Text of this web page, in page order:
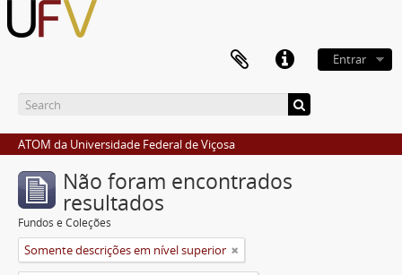
Entrar
ATOM da Universidade Federal de Viçosa
Não foram encontrados
resultados
Fundos e Coleções
Somente descrições em nível superior